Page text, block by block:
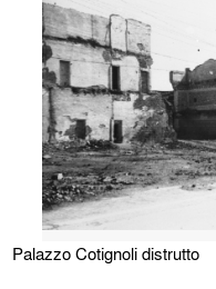
Palazzo Cotignoli distrutto